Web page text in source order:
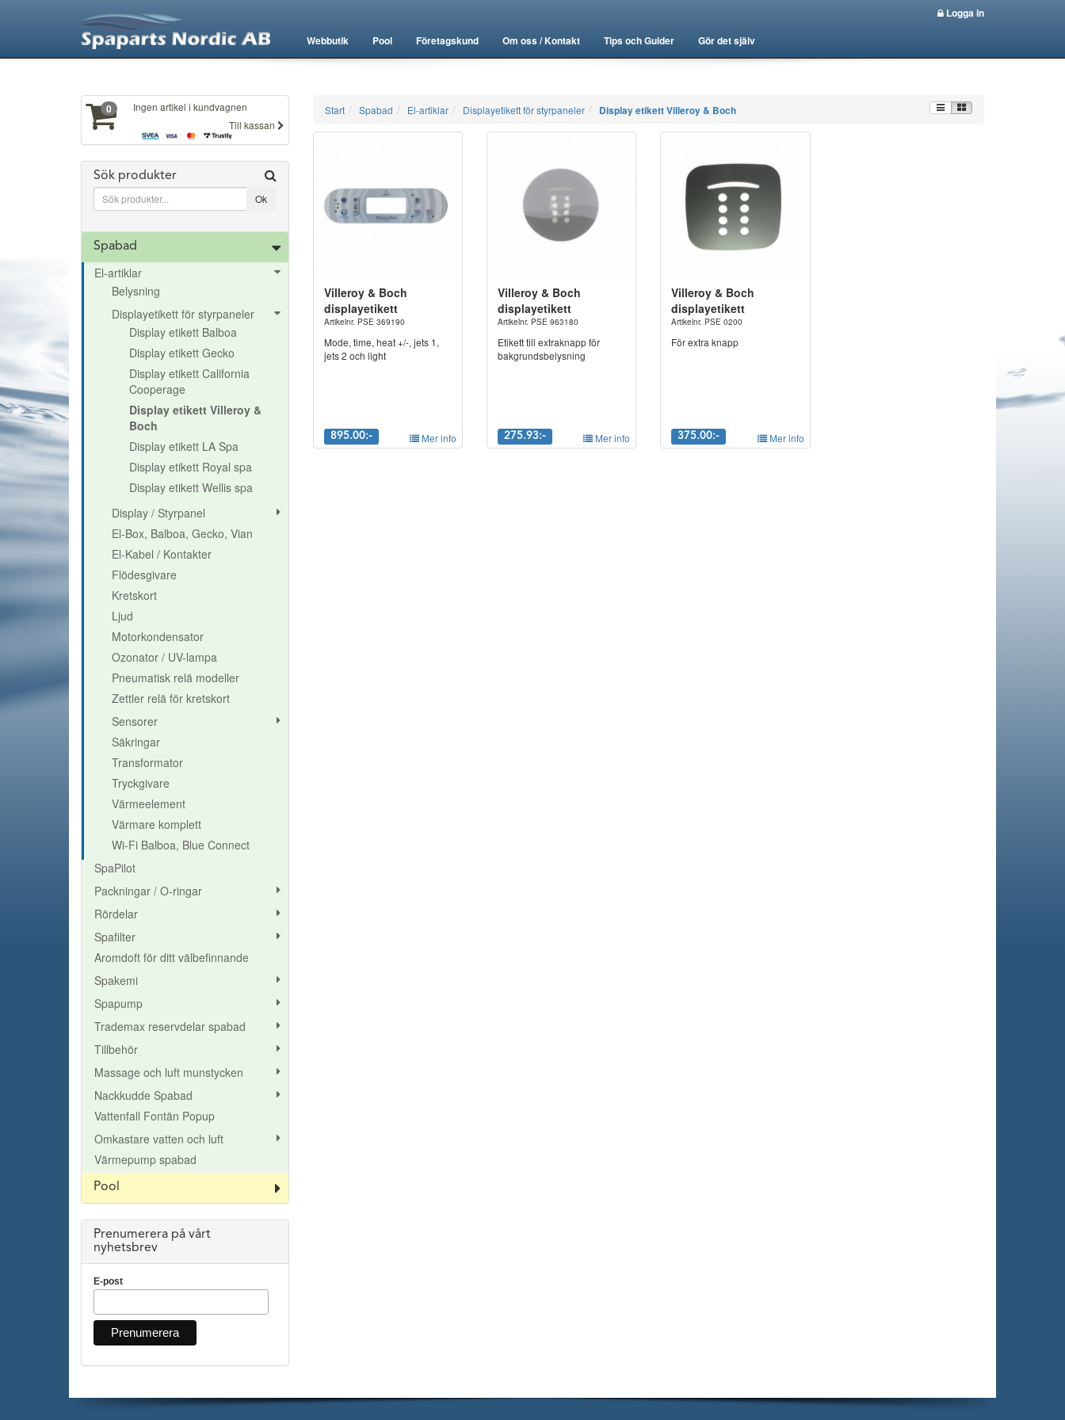
Webbutik Pool Företagskund Om oss / Kontakt Tips och Guider Gör det själv
Logga in
0
Ingen artikel i kundvagnen
Till kassan
Sök produkter
Spabad
El-artiklar
Belysning
Displayetikett för styrpaneler
Display etikett Balboa
Display etikett Gecko
Display etikett California
Cooperage
Display etikett Villeroy &
Boch
Display etikett LA Spa
Display etikett Royal spa
Display etikett Wellis spa
Display / Styrpanel
El-Box, Balboa, Gecko, Vian
El-Kabel / Kontakter
Flödesgivare
Kretskort
Ljud
Motorkondensator
Ozonator / UV-lampa
Pneumatisk relä modeller
Zettler relä för kretskort
Sensorer
Säkringar
Transformator
Tryckgivare
Värmeelement
Värmare komplett
Wi-Fi Balboa, Blue Connect
SpaPilot
Packningar / O-ringar
Rördelar
Spafilter
Aromdoft för ditt välbefinnande
Spakemi
Spapump
Trademax reservdelar spabad
Tillbehör
Massage och luft munstycken
Nackkudde Spabad
Vattenfall Fontän Popup
Omkastare vatten och luft
Värmepump spabad
Pool
Prenumerera på vårt
nyhetsbrev
E-post
Start Spabad El-artiklar Displayetikett för styrpaneler Display etikett Villeroy & Boch
Villeroy & Boch
displayetikett
Artikelnr. PSE 369190
Mode, time, heat +/-, jets 1,
jets 2 och light
895.00:- Mer info
Villeroy & Boch
displayetikett
Artikelnr. PSE 963180
Etikett till extraknapp för
bakgrundsbelysning
275.93:- Mer info
Villeroy & Boch
displayetikett
Artikelnr. PSE 0200
För extra knapp
375.00:- Mer info